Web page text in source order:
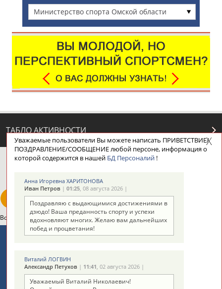
Министерство спорта Омской области
ТАБЛО АКТИВНОСТИ
ЦЕЛИ ПРОЕКТА НАШИ КНОПКИ
Вопросы сотрудничества и совместной деятельностиinform@infosport.ru
Стадион, 1998-2026
Разработка и поддержка ООО НАИТ «Стадион»
Адресов в новостной рассылке: 997
Уважаемые пользователи Вы можете написать ПРИВЕТСТВИЕ/
ПОЗДРАВЛЕНИЕ/СООБЩЕНИЕ любой персоне, информация о
которой содержится в нашей БД Персоналий!
Анна Игоревна ХАРИТОНОВА
Иван Петров| 01:25, 08 августа 2026 |
Поздравляю с выдающимися достижениями в
дзюдо! Ваша преданность спорту и успехи
вдохновляют многих. Желаю вам дальнейших
побед и процветания!
Виталий ЛОГВИН
Александр Петухов| 11:41, 02 августа 2026 |
Уважаемый Виталий Николаевич!